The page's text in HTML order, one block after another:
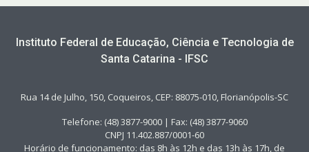
Instituto Federal de Educação, Ciência e Tecnologia de
Santa Catarina - IFSC
Rua 14 de Julho, 150, Coqueiros, CEP: 88075-010, Florianópolis-SC
Telefone: (48) 3877-9000 | Fax: (48) 3877-9060
CNPJ 11.402.887/0001-60
Horário de funcionamento: das 8h às 12h e das 13h às 17h, de